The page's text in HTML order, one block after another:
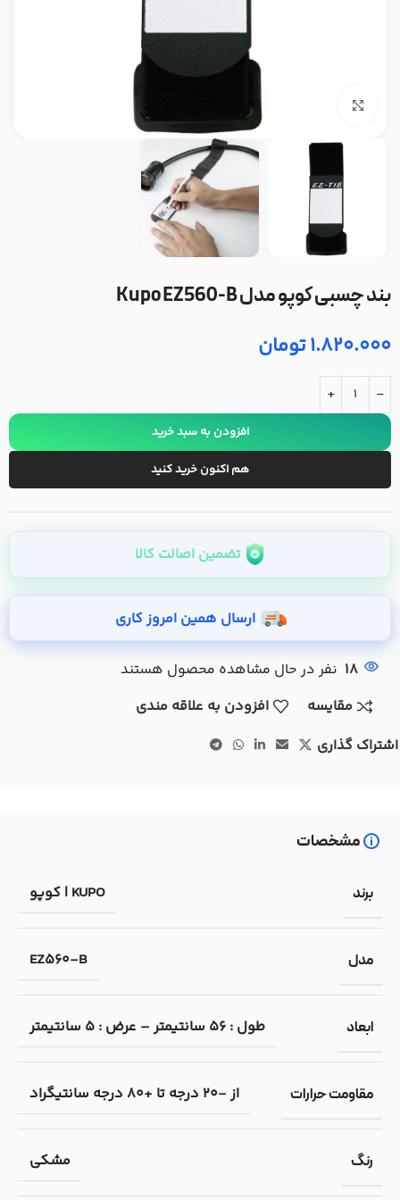
بزرگنمایی تصویر
بند چسبی کوپو مدل Kupo EZ560-B
1.820.000تومان
-
+
افزودن به سبد خرید
هم اکنون خرید کنید
تضمین اصالت کالا
ارسال همین امروز کاری
18 نفر در حال مشاهده محصول هستند
مقایسه
افزودن به علاقه مندی
اشتراک گذاری
مشخصات
برند KUPO | کوپو
مدل EZ560-B
ابعاد طول : 56 سانتیمتر – عرض : 5 سانتیمتر
مقاومت حرارات از -20 درجه تا +80 درجه سانتیگراد
رنگ مشکی